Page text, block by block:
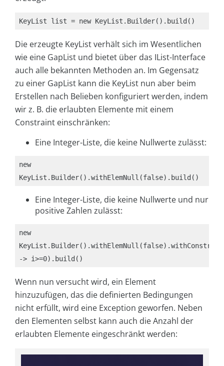
KeyList list = new KeyList.Builder().build()
Die erzeugte KeyList verhält sich im Wesentlichen
wie eine GapList und bietet über das IList-Interface
auch alle bekannten Methoden an. Im Gegensatz
zu einer GapList kann die KeyList nun aber beim
Erstellen nach Belieben konfiguriert werden, indem
wir z. B. die erlaubten Elemente mit einem
Constraint einschränken:
Eine Integer-Liste, die keine Nullwerte zulässt:
new
KeyList.Builder().withElemNull(false).build()
Eine Integer-Liste, die keine Nullwerte und nur
positive Zahlen zulässt:
new
-> i>=0).build()
Wenn nun versucht wird, ein Element
hinzuzufügen, das die definierten Bedingungen
nicht erfüllt, wird eine Exception geworfen. Neben
den Elementen selbst kann auch die Anzahl der
erlaubten Elemente eingeschränkt werden: